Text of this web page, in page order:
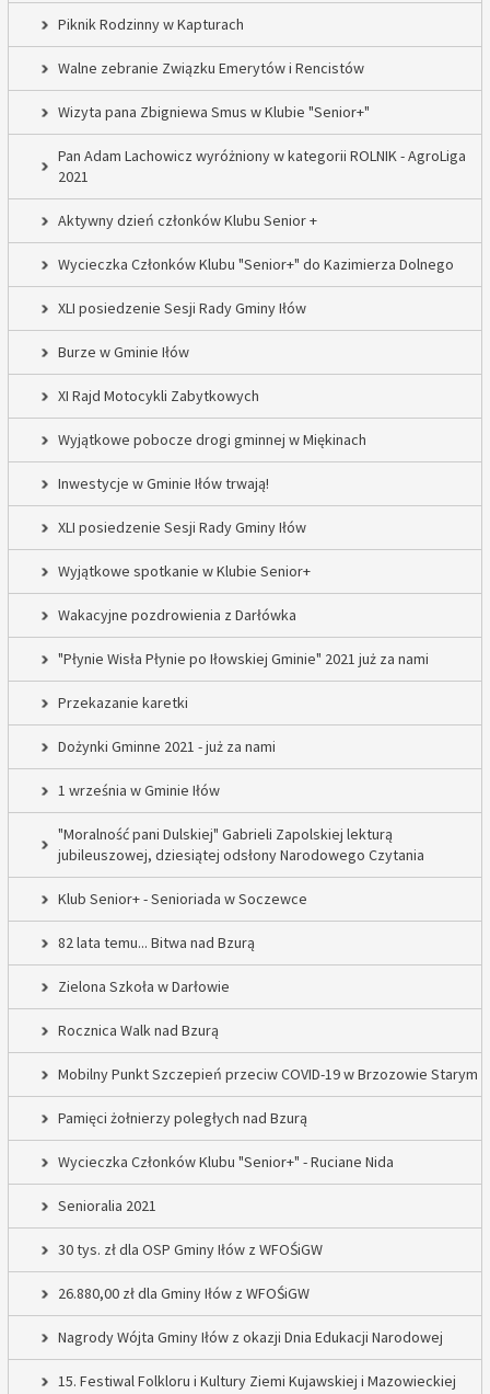
Piknik Rodzinny w Kapturach
Walne zebranie Związku Emerytów i Rencistów
Wizyta pana Zbigniewa Smus w Klubie "Senior+"
Pan Adam Lachowicz wyróżniony w kategorii ROLNIK - AgroLiga
2021
Aktywny dzień członków Klubu Senior +
Wycieczka Członków Klubu "Senior+" do Kazimierza Dolnego
XLI posiedzenie Sesji Rady Gminy Iłów
Burze w Gminie Iłów
XI Rajd Motocykli Zabytkowych
Wyjątkowe pobocze drogi gminnej w Miękinach
Inwestycje w Gminie Iłów trwają!
XLI posiedzenie Sesji Rady Gminy Iłów
Wyjątkowe spotkanie w Klubie Senior+
Wakacyjne pozdrowienia z Darłówka
"Płynie Wisła Płynie po Iłowskiej Gminie" 2021 już za nami
Przekazanie karetki
Dożynki Gminne 2021 - już za nami
1 września w Gminie Iłów
"Moralność pani Dulskiej" Gabrieli Zapolskiej lekturą
jubileuszowej, dziesiątej odsłony Narodowego Czytania
Klub Senior+ - Senioriada w Soczewce
82 lata temu... Bitwa nad Bzurą
Zielona Szkoła w Darłowie
Rocznica Walk nad Bzurą
Mobilny Punkt Szczepień przeciw COVID-19 w Brzozowie Starym
Pamięci żołnierzy poległych nad Bzurą
Wycieczka Członków Klubu "Senior+" - Ruciane Nida
Senioralia 2021
30 tys. zł dla OSP Gminy Iłów z WFOŚiGW
26.880,00 zł dla Gminy Iłów z WFOŚiGW
Nagrody Wójta Gminy Iłów z okazji Dnia Edukacji Narodowej
15. Festiwal Folkloru i Kultury Ziemi Kujawskiej i Mazowieckiej